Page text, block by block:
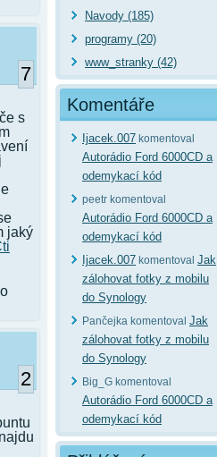
7
s
jaký
2
Navody (185)
programy (20)
www_stranky (42)
Komentáře
Ijacek.007 komentoval
Autorádio Ford 6000CD a
odemykací kód
peetr komentoval
Autorádio Ford 6000CD a
odemykací kód
Ijacek.007 komentoval Jak
zálohovat fotky z mobilu
do Synology
Pančejka komentoval Jak
zálohovat fotky z mobilu
do Synology
Big_G komentoval
Autorádio Ford 6000CD a
odemykací kód